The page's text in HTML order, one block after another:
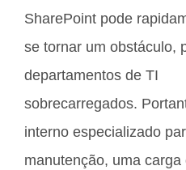
SharePoint pode
se tornar um obstáculo,
departamentos de TI
sobrecarregados.
interno especializado
manutenção, uma